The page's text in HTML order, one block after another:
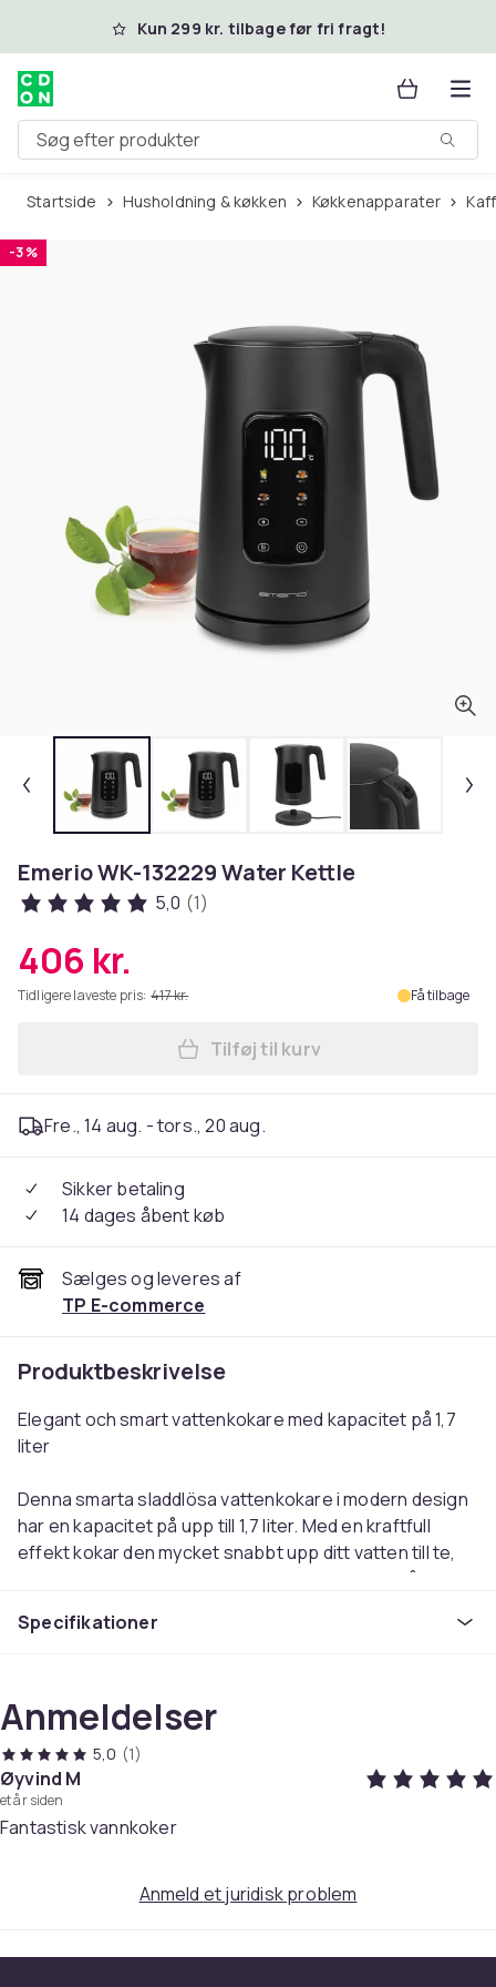
Spring til hovedindhold
Kun 299 kr. tilbage før fri fragt!
Søg efter produkter
Startside Husholdning & køkken Køkkenapparater
-3 %
Emerio WK-132229 Water Kettle
5,0 (1)
406 kr.
Tidligere laveste pris: 417 kr. Få tilbage
Læg Emerio WK-132229
Tilføj til kurv
Fre., 14 aug. - tors., 20 aug.
Sikker betaling
14 dages åbent køb
Sælges og leveres af
TP E-commerce
Produktbeskrivelse
Elegant och smart vattenkokare med kapacitet på 1,7
liter
Denna smarta sladdlösa vattenkokare i modern design
har en kapacitet på upp till 1,7 liter. Med en kraftfull
effekt kokar den mycket snabbt upp ditt vatten till te,
kaffe eller annat. Vattenkokaren kan ställas in på hela
Den har även en funktion för varmhållning i upp till 2
Designen är stilren i matt svart och är sladdlös.
automatisk avstängning. Stora digitala siffror som
tydligt
anger vattentemperaturen.
med modern design som passar i alla kök.
Specifikationer:
Specifikationer
Anmeldelser
5,0 (1)
Øyvind M
et år siden
Fantastisk vannkoker
Anmeld et juridisk problem